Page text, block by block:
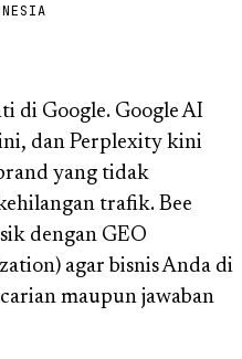
di Google. Google AI
dan Perplexity kini
yang tidak
trafik. Bee
dengan GEO
agar bisnis Anda di
maupun jawaban